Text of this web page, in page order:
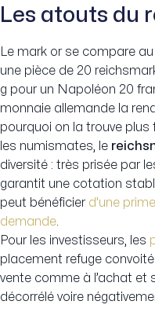
Les atouts du
Le mark or se compare au
une pièce de 20
g pour un Napoléon 20
monnaie allemande la
pourquoi on la trouve plus
les numismates, le
diversité : très prisée par
garantit une cotation
peut bénéficier d’une
demande
Pour les investisseurs, les
placement refuge
vente comme à l’achat et
décorrélé voire